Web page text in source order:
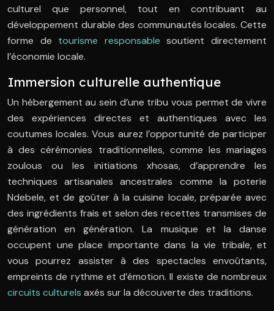
culturel que personnel, tout en contribuant au
développement durable des communautés locales. Cette
forme de tourisme responsablesoutient directement
l’économie locale.
Immersion culturelle authentique
Un hébergement au sein d’une tribu vous permet de vivre
des expériences directes et authentiques avec les
coutumes locales. Vous aurez l’opportunité de participer
à des cérémonies traditionnelles, comme les mariages
zoulous ou les initiations xhosas, d’apprendre les
techniques artisanales ancestrales comme la poterie
Ndebele, et de goûter à la cuisine locale, préparée avec
des ingrédients frais et selon des recettes transmises de
génération en génération. La musique et la danse
occupent une place importante dans la vie tribale, et
vous pourrez assister à des spectacles envoûtants,
empreints de rythme et d’émotion. Il existe de nombreux
circuits culturels axés sur la découverte des traditions.